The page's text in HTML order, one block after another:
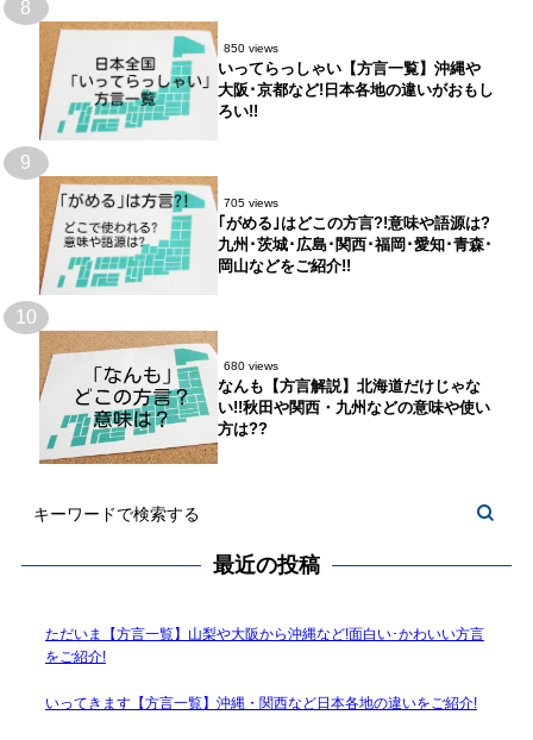
8
850 views
いってらっしゃい【方言一覧】沖縄や
大阪･京都など!日本各地の違いがおもし
ろい!!
9
705 views
｢がめる｣はどこの方言?!意味や語源は?
九州･茨城･広島･関西･福岡･愛知･青森･
岡山などをご紹介!!
10
680 views
なんも【方言解説】北海道だけじゃな
い!!秋田や関西・九州などの意味や使い
方は??
最近の投稿
ただいま【方言一覧】山梨や大阪から沖縄など!面白い･かわいい方言
をご紹介!
いってきます【方言一覧】沖縄・関西など日本各地の違いをご紹介!